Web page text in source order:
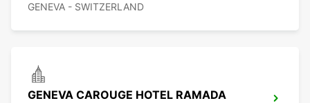
GENEVA - SWITZERLAND
GENEVA CAROUGE HOTEL RAMADA